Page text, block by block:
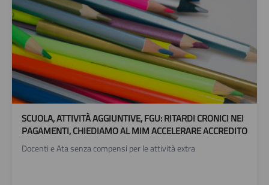
SCUOLA, ATTIVITÀ AGGIUNTIVE, FGU: RITARDI CRONICI NEI
PAGAMENTI, CHIEDIAMO AL MIM ACCELERARE ACCREDITO
Docenti e Ata senza compensi per le attività extra